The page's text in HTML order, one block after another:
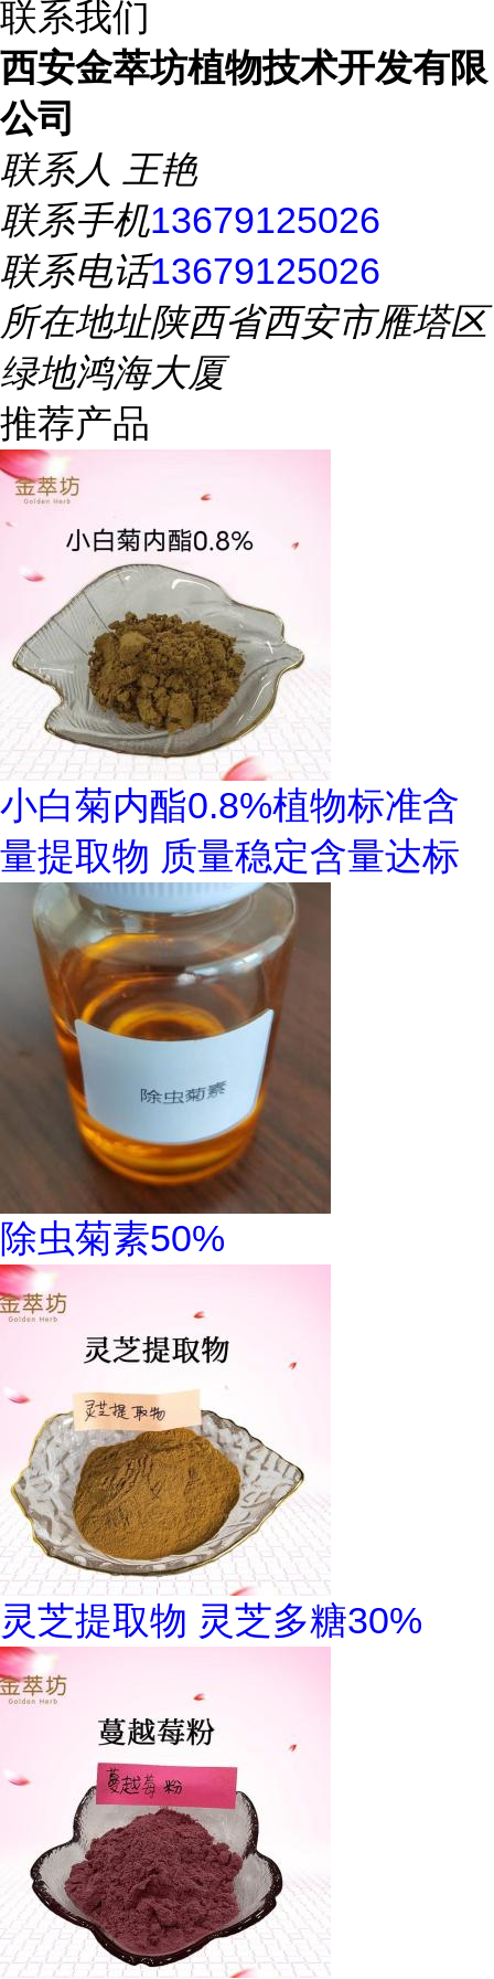
联系我们
西安金萃坊植物技术开发有限
公司
联系人 王艳
联系手机13679125026
联系电话13679125026
所在地址陕西省西安市雁塔区
绿地鸿海大厦
推荐产品
小白菊内酯0.8%植物标准含
量提取物 质量稳定含量达标
除虫菊素50%
灵芝提取物 灵芝多糖30%